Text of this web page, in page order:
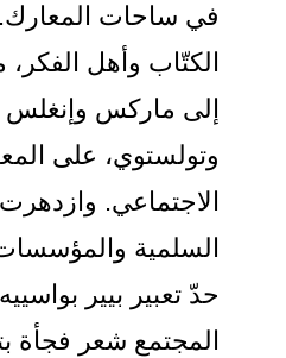
ساحات المعارك. وتزايد
وأهل الفكر، من
ماركس وإنغلس وبرتا
على المعاناة
وازدهرت
والمؤسسات
تعبير بيير بواسييه، بدا
شعر فجأة بتأنيب